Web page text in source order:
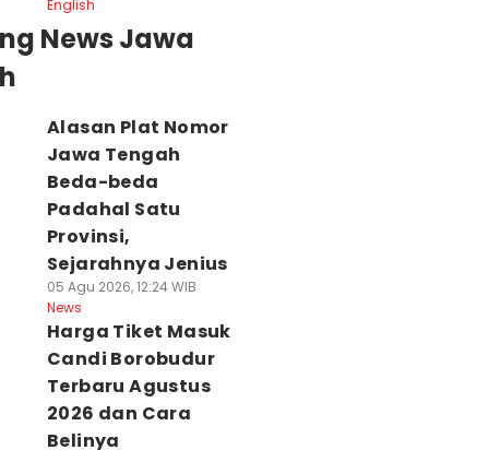
English
News Jawa
Alasan Plat Nomor
Jawa Tengah
Beda-beda
Padahal Satu
Provinsi,
Sejarahnya Jenius
05 Agu 2026, 12:24 WIB
News
Harga Tiket Masuk
Candi Borobudur
Terbaru Agustus
2026 dan Cara
Belinya